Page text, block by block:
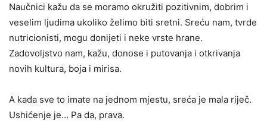
Naučnici kažu da se moramo okružiti pozitivnim, dobrim i
veselim ljudima ukoliko želimo biti sretni. Sreću nam, tvrde
nutricionisti, mogu donijeti i neke vrste hrane.
Zadovoljstvo nam, kažu, donose i putovanja i otkrivanja
novih kultura, boja i mirisa.
A kada sve to imate na jednom mjestu, sreća je mala riječ.
Ushićenje je… Pa da, prava.